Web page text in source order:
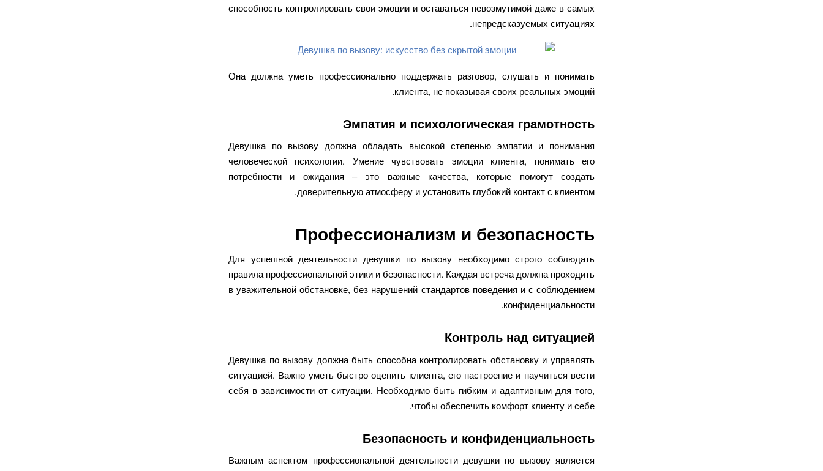
способность контролировать свои эмоции и оставаться невозмутимой даже в самых
непредсказуемых ситуациях.
Она должна уметь профессионально поддержать разговор, слушать и понимать
клиента, не показывая своих реальных эмоций.
Эмпатия и психологическая грамотность
Девушка по вызову должна обладать высокой степенью эмпатии и понимания
человеческой психологии. Умение чувствовать эмоции клиента, понимать его
потребности и ожидания – это важные качества, которые помогут создать
доверительную атмосферу и установить глубокий контакт с клиентом.
Профессионализм и безопасность
Для успешной деятельности девушки по вызову необходимо строго соблюдать
правила профессиональной этики и безопасности. Каждая встреча должна проходить
в уважительной обстановке, без нарушений стандартов поведения и с соблюдением
конфиденциальности.
Контроль над ситуацией
Девушка по вызову должна быть способна контролировать обстановку и управлять
ситуацией. Важно уметь быстро оценить клиента, его настроение и научиться вести
себя в зависимости от ситуации. Необходимо быть гибким и адаптивным для того,
чтобы обеспечить комфорт клиенту и себе.
Безопасность и конфиденциальность
Важным аспектом профессиональной деятельности девушки по вызову является